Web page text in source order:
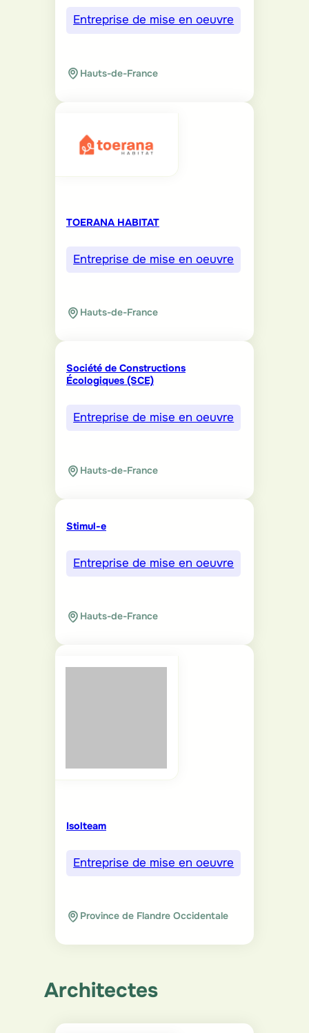
Entreprise de mise en oeuvre
Hauts-de-France
TOERANA HABITAT
Entreprise de mise en oeuvre
Hauts-de-France
Société de Constructions
Écologiques (SCE)
Entreprise de mise en oeuvre
Hauts-de-France
Stimul-e
Entreprise de mise en oeuvre
Hauts-de-France
Isolteam
Entreprise de mise en oeuvre
Province de Flandre Occidentale
Architectes